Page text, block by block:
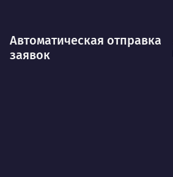
Автоматическая отправка
заявок